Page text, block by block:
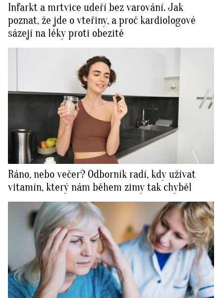
Infarkt a mrtvice udeří bez varování. Jak
poznat, že jde o vteřiny, a proč kardiologové
sázejí na léky proti obezitě
Ráno, nebo večer? Odborník radí, kdy užívat
vitamín, který nám během zimy tak chyběl